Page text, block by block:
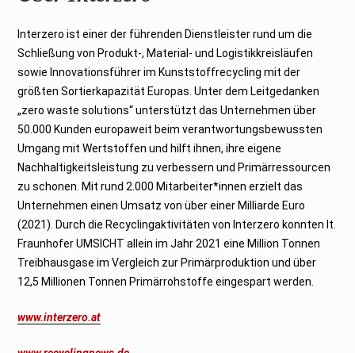
Interzero ist einer der führenden Dienstleister rund um die
Schließung von Produkt-, Material- und Logistikkreisläufen
sowie Innovationsführer im Kunststoffrecycling mit der
größten Sortierkapazität Europas. Unter dem Leitgedanken
„zero waste solutions“ unterstützt das Unternehmen über
50.000 Kunden europaweit beim verantwortungsbewussten
Umgang mit Wertstoffen und hilft ihnen, ihre eigene
Nachhaltigkeitsleistung zu verbessern und Primärressourcen
zu schonen. Mit rund 2.000 Mitarbeiter*innen erzielt das
Unternehmen einen Umsatz von über einer Milliarde Euro
(2021). Durch die Recyclingaktivitäten von Interzero konnten lt.
Fraunhofer UMSICHT allein im Jahr 2021 eine Million Tonnen
Treibhausgase im Vergleich zur Primärproduktion und über
12,5 Millionen Tonnen Primärrohstoffe eingespart werden.
www.interzero.at